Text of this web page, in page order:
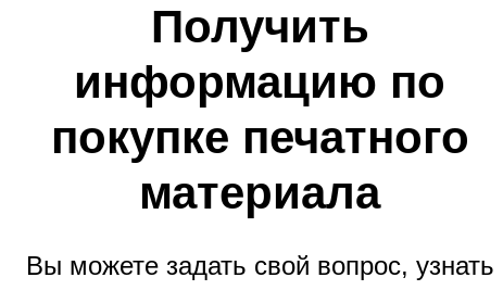
Получить
информацию по
покупке печатного
материала
Вы можете задать свой вопрос, узнать